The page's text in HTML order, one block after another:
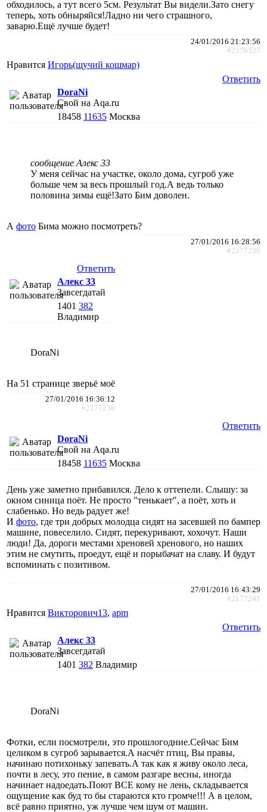
обходилось, а тут всего 5см. Результат Вы видели.Зато снегу
теперь, хоть обныряйся!Ладно ни чего страшного,
заварю.Ещё лучше будет!
24/01/2016 21:23:56
#2176327
Нравится Игорь(щучий кошмар)
Ответить
DoraNi
Свой на Aqa.ru
18458 11635 Москва
сообщение Алекс 33
У меня сейчас на участке, около дома, сугроб уже
больше чем за весь прошлый год.А ведь только
половина зимы ещё!Зато Бим доволен.
А фото Бима можно посмотреть?
27/01/2016 16:28:56
#2177236
Ответить
Алекс 33
Завсегдатай
1401 382
Владимир
DoraNi
На 51 странице зверьё моё
27/01/2016 16:36:12
#2177238
Ответить
DoraNi
Свой на Aqa.ru
18458 11635 Москва
День уже заметно прибавился. Дело к оттепели. Слышу: за
окном синица поёт. Не просто "тенькает", а поёт, хоть и
слабенько. Но ведь радует же!
И фото, где три добрых молодца сидят на засевшей по бампер
машине, повеселило. Сидят, перекуривают, хохочут. Наши
люди! Да, дороги местами хреновей хренового, но наших
этим не смутить, проедут, ещё и порыбачат на славу. И будут
вспоминать с позитивом.
27/01/2016 16:43:29
#2177241
Нравится Викторович13, apm
Ответить
Алекс 33
Завсегдатай
1401 382 Владимир
DoraNi
Фотки, если посмотрели, это прошлогодние.Сейчас Бим
целиком в сугроб зарывается.А насчёт птиц, Вы правы,
начинаю потихоньку запевать.А так как я живу около леса,
почти в лесу, это пение, в самом разгаре весны, иногда
начинает надоедать.Поют ВСЕ кому не лень, складывается
ощущение как буд то бы стараются кто громче!!! А в целом,
всё равно приятно, уж лучше чем шум от машин.